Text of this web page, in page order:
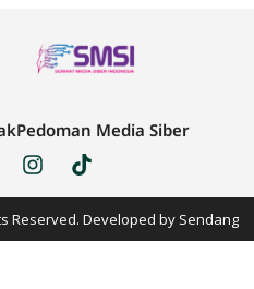
Pedoman Media Siber
Reserved. Developed by Sendang